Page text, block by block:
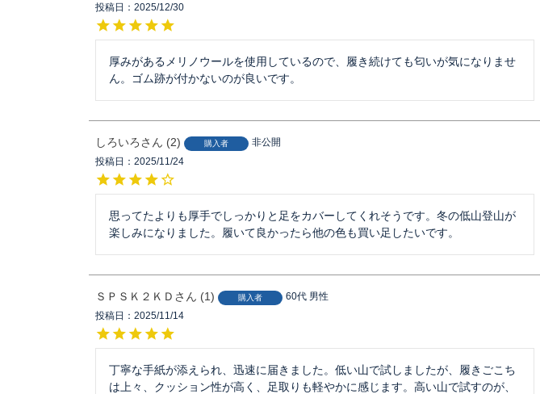
投稿日
2025/12/30
厚みがあるメリノウールを使用しているので、履き続けても匂いが気になりませ
ん。ゴム跡が付かないのが良いです。
しろいろ 2 購入者
非公開
投稿日
2025/11/24
思ってたよりも厚手でしっかりと足をカバーしてくれそうです。冬の低山登山が
楽しみになりました。履いて良かったら他の色も買い足したいです。
ＳＰＳＫ２ＫＤ 1 購入者 60代 男性
投稿日
2025/11/14
丁寧な手紙が添えられ、迅速に届きました。低い山で試しましたが、履きごこち
は上々、クッション性が高く、足取りも軽やかに感じます。高い山で試すのが、